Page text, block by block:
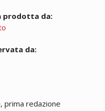
prodotta da:
da:
prima redazione